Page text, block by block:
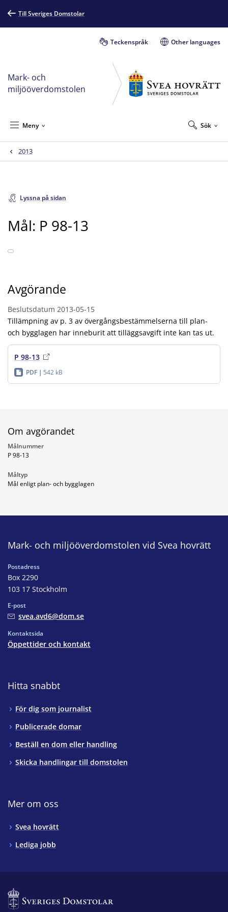
Till Sveriges Domstolar
Teckenspråk Other languages
Mark- och
miljööverdomstolen
Sök
Meny
2013
Lyssna på sidan
Mål: P 98-13
Avgörande
Beslutsdatum 2013-05-15
Tillämpning av p. 3 av övergångsbestämmelserna till plan-
och bygglagen har inneburit att tilläggsavgift inte kan tas ut.
P 98-13
PDF 542 kB
Om avgörandet
Målnummer
P 98-13
Måltyp
Mål enligt plan- och bygglagen
Mark- och miljööverdomstolen vid Svea hovrätt
Postadress
Box 2290
103 17 Stockholm
E-post
svea.avd6@dom.se
Kontaktsida
Öppettider och kontakt
Hitta snabbt
För dig som journalist
Publicerade domar
Beställ en dom eller handling
Skicka handlingar till domstolen
Mer om oss
Svea hovrätt
Lediga jobb